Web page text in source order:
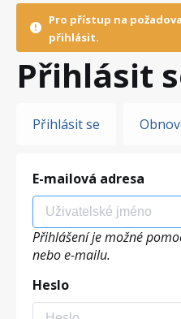
Pro přístup na
přihlásit.
Přihlásit
Hlavní
Přihlásit se
E-mailová adresa
Přihlášení je možné
nebo e-mailu.
Heslo